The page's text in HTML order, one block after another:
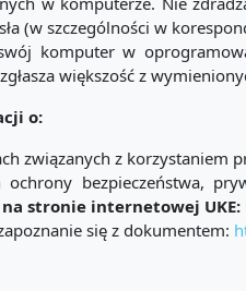
(w szczególności w
komputer w
większość z
o:
związanych z korzystaniem
ochrony bezpieczeństwa,
stronie internetowej UKE:
się z dokumentem: